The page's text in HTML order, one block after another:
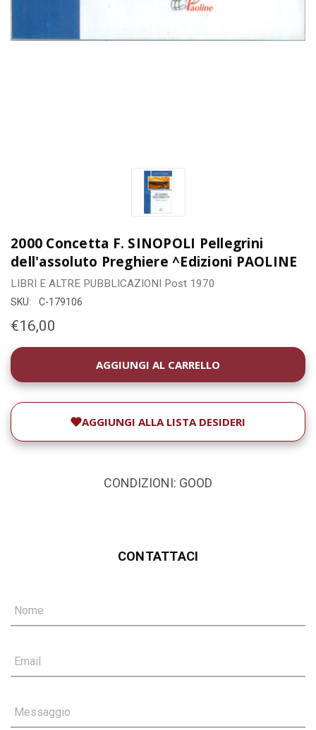
2000 Concetta F. SINOPOLI Pellegrini
dell'assoluto Preghiere ^Edizioni PAOLINE
LIBRI E ALTRE PUBBLICAZIONI Post 1970
SKU: C-179106
€16,00
DISPONIBILITÀ
ATTUALE:
AGGIUNGI ALLA LISTA DESIDERI
CONDIZIONI: GOOD
CONTATTACI
Nome
Email
Messaggio